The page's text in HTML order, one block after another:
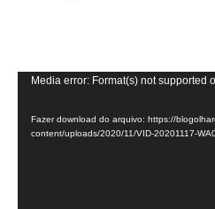
Tocador
vídeo
Media error: Format(s) not supported
Fazer download do arquivo: https://
content/uploads/2020/11/VID-20201117-